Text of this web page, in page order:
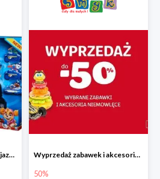
Psi Patrol Radiowóz 5w1 Pojazd ratunkowy z figurką Chase'a Wyprzedaż zabawek i akcesoriów niemowlęcych w Smyku do -50%
50%